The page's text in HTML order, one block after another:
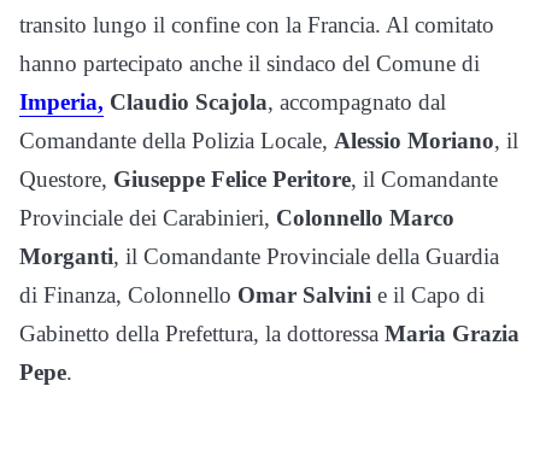
transito lungo il confine con la Francia. Al comitato
hanno partecipato anche il sindaco del Comune di
Imperia, Claudio Scajola, accompagnato dal
Comandante della Polizia Locale, Alessio Moriano, il
Questore, Giuseppe Felice Peritore, il Comandante
Provinciale dei Carabinieri, Colonnello Marco
Morganti, il Comandante Provinciale della Guardia
di Finanza, Colonnello Omar Salvini e il Capo di
Gabinetto della Prefettura, la dottoressa Maria Grazia
Pepe.